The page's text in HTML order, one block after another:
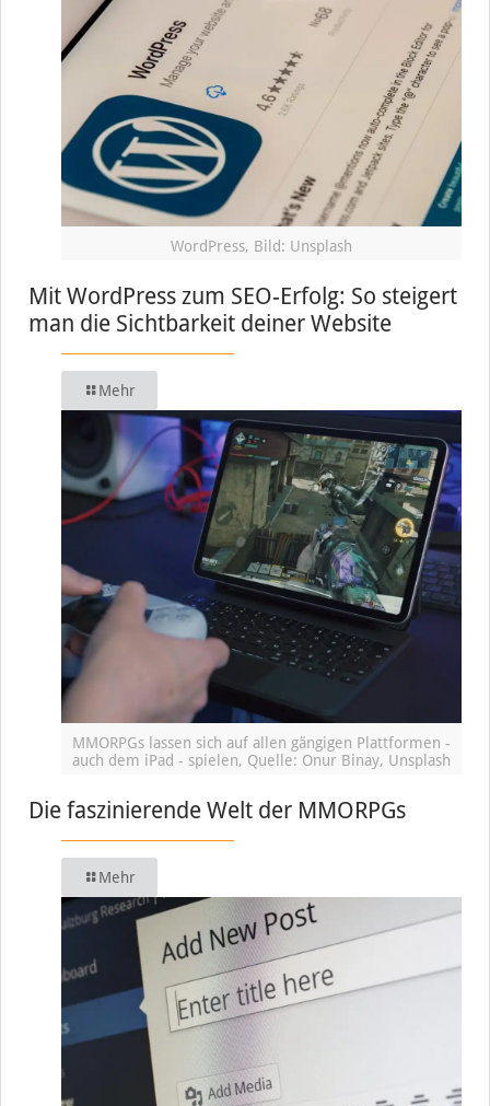
WordPress, Bild: Unsplash
Mit WordPress zum SEO-Erfolg: So steigert
man die Sichtbarkeit deiner Website
Mehr
MMORPGs lassen sich auf allen gängigen Plattformen -
auch dem iPad - spielen, Quelle: Onur Binay, Unsplash
Die faszinierende Welt der MMORPGs
Mehr